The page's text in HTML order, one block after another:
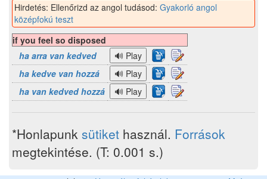
Hirdetés: Ellenőrizd az angol tudásod: Gyakorló angol
középfokú teszt
if you feel so disposed
ha arra van kedved
ha kedve van hozzá
ha van kedved hozzá
*Honlapunk sütiket használ. Források
megtekintése. (T: 0.001 s.)